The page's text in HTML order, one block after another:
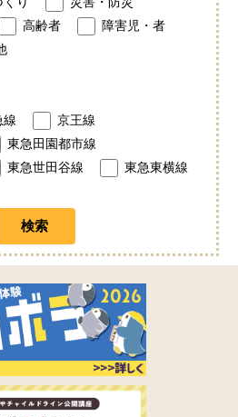
高齢者
障害児・者
線
京王線
東急田園都市線
東急世田谷線
東急東横線